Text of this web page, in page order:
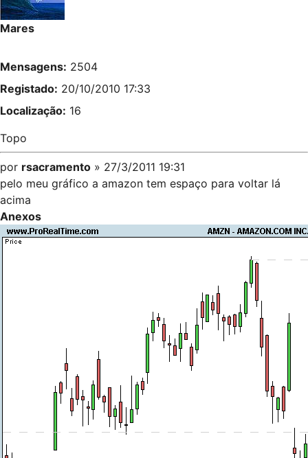
Mares
Mensagens: 2504
Registado: 20/10/2010 17:33
Localização: 16
Topo
por rsacramento » 27/3/2011 19:31
pelo meu gráfico a amazon tem espaço para voltar lá
acima
Anexos